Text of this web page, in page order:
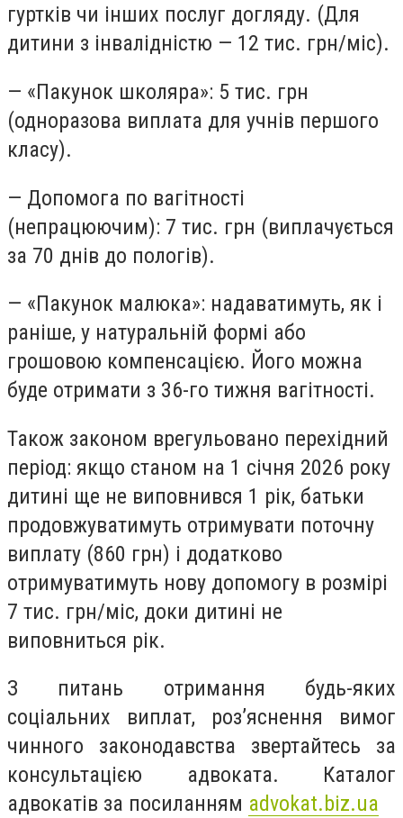
гуртків чи інших послуг догляду. (Для
дитини з інвалідністю — 12 тис. грн/міс).
— «Пакунок школяра»: 5 тис. грн
(одноразова виплата для учнів першого
класу).
— Допомога по вагітності
(непрацюючим): 7 тис. грн (виплачується
за 70 днів до пологів).
— «Пакунок малюка»: надаватимуть, як і
раніше, у натуральній формі або
грошовою компенсацією. Його можна
буде отримати з 36-го тижня вагітності.
Також законом врегульовано перехідний
період: якщо станом на 1 січня 2026 року
дитині ще не виповнився 1 рік, батьки
продовжуватимуть отримувати поточну
виплату (860 грн) і додатково
отримуватимуть нову допомогу в розмірі
7 тис. грн/міс, доки дитині не
виповниться рік.
З питань отримання будь-яких
соціальних виплат, роз’яснення вимог
чинного законодавства звертайтесь за
консультацією адвоката. Каталог
адвокатів за посиланням advokat.biz.ua